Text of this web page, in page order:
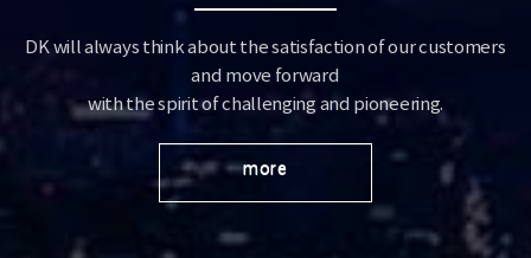
DK will always think about the satisfaction of our customers
and move forward
with the spirit of challenging and pioneering.
more